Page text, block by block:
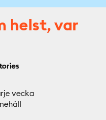
helst, var
vecka